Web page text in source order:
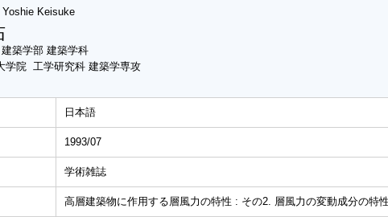
Yoshie Keisuke
築学部 建築学科
学院 工学研究科 建築学専攻
日本語
1993/07
学術雑誌
高層建築物に作用する層風力の特性 : その2. 層風力の変動成分の特